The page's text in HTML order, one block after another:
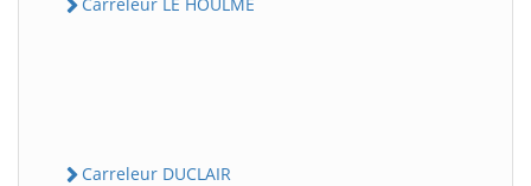
Carreleur DUCLAIR